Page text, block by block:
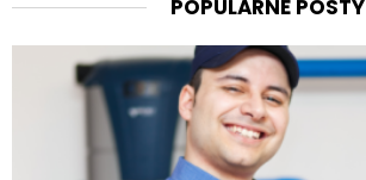
POPULARNE POSTY